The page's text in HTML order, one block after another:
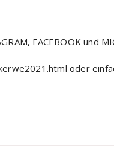
FACEBOOK und
oder